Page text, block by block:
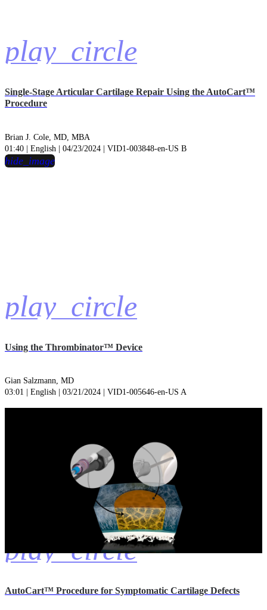
play_circle
Single-Stage Articular Cartilage Repair Using the AutoCart™
Procedure
Brian J. Cole, MD, MBA
01:40 | English | 04/23/2024 | VID1-003848-en-US B
play_circle
hide_image
Using the Thrombinator™ Device
Gian Salzmann, MD
03:01 | English | 03/21/2024 | VID1-005646-en-US A
play_circle
AutoCart™ Procedure for Symptomatic Cartilage Defects